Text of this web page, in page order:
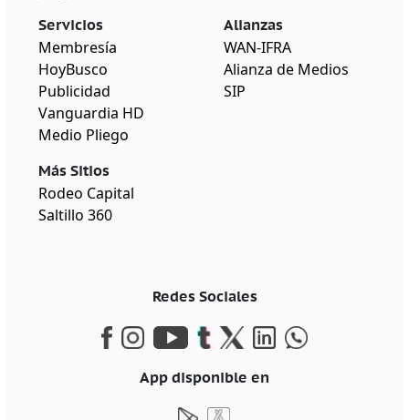
Servicios
Membresía
HoyBusco
Publicidad
Vanguardia HD
Medio Pliego
Más Sitios
Rodeo Capital
Saltillo 360
Alianzas
WAN-IFRA
Alianza de Medios
SIP
Redes Sociales
App disponible en